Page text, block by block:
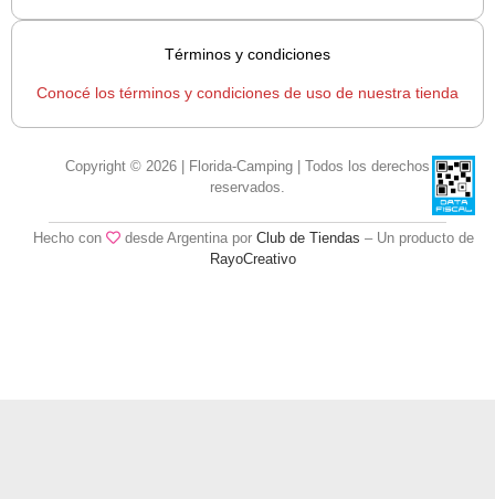
Términos y condiciones
Conocé los términos y condiciones de uso de nuestra tienda
Copyright © 2026 | Florida-Camping | Todos los derechos
reservados.
Hecho con desde Argentina por Club de Tiendas – Un producto de
RayoCreativo